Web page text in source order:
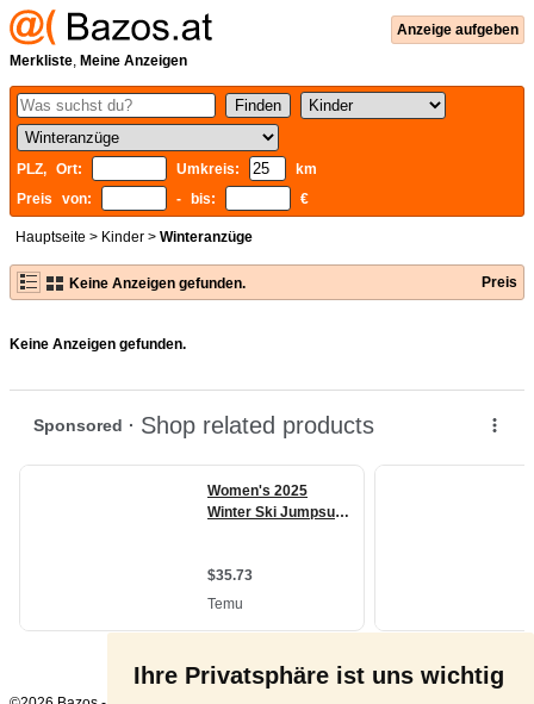
Ihre Privatsphäre ist uns wichtig
Anzeige aufgeben
Merkliste, Meine Anzeigen
PLZ, Ort: Umkreis:
km
Preis von:
- bis: €
Hauptseite > Kinder > Winteranzüge
Keine Anzeigen gefunden. Preis
Keine Anzeigen gefunden.